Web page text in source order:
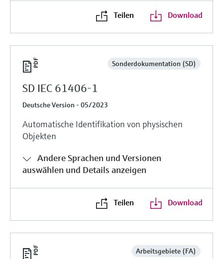
Teilen Download
Sonderdokumentation (SD)
SD IEC 61406-1
Deutsche Version - 05/2023
Automatische Identifikation von physischen
Objekten
Andere Sprachen und Versionen
auswählen und Details anzeigen
Teilen Download
Arbeitsgebiete (FA)